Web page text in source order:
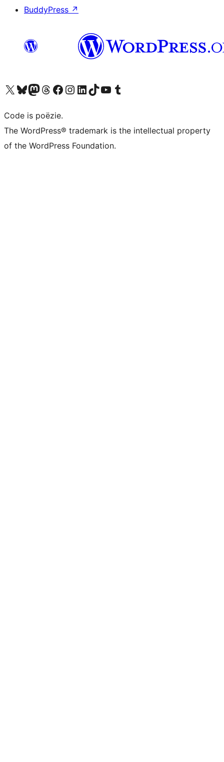
BuddyPress ↗
Bezoek ons X (voorheen Twitter) account
Bezoek ons Bluesky account
Bezoek ons Mastodon account
Bezoek ons Threads account
Onze Facebook pagina bezoeken
Bezoek ons Instagram account
Bezoek ons LinkedIn account
Bezoek ons TikTok account
Bezoek ons YouTube kanaalBezoek ons Tumblr account
Code is poëzie.
The WordPress® trademark is the intellectual property
of the WordPress Foundation.